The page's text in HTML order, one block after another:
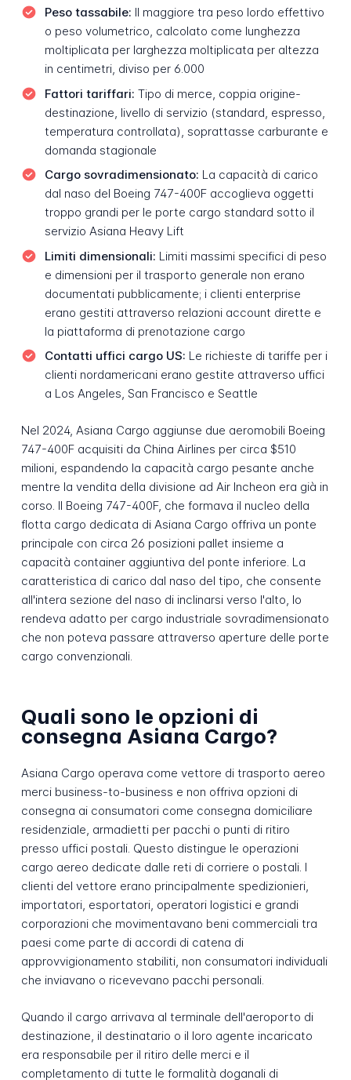
Peso tassabile: Il maggiore tra peso lordo effettivo
o peso volumetrico, calcolato come lunghezza
moltiplicata per larghezza moltiplicata per altezza
in centimetri, diviso per 6.000
Fattori tariffari: Tipo di merce, coppia origine-
destinazione, livello di servizio (standard, espresso,
temperatura controllata), soprattasse carburante e
domanda stagionale
Cargo sovradimensionato: La capacità di carico
dal naso del Boeing 747-400F accoglieva oggetti
troppo grandi per le porte cargo standard sotto il
servizio Asiana Heavy Lift
Limiti dimensionali: Limiti massimi specifici di peso
e dimensioni per il trasporto generale non erano
documentati pubblicamente; i clienti enterprise
erano gestiti attraverso relazioni account dirette e
la piattaforma di prenotazione cargo
Contatti uffici cargo US: Le richieste di tariffe per i
clienti nordamericani erano gestite attraverso uffici
a Los Angeles, San Francisco e Seattle
Nel 2024, Asiana Cargo aggiunse due aeromobili Boeing
747-400F acquisiti da China Airlines per circa $510
milioni, espandendo la capacità cargo pesante anche
mentre la vendita della divisione ad Air Incheon era già in
corso. Il Boeing 747-400F, che formava il nucleo della
flotta cargo dedicata di Asiana Cargo offriva un ponte
principale con circa 26 posizioni pallet insieme a
capacità container aggiuntiva del ponte inferiore. La
caratteristica di carico dal naso del tipo, che consente
all'intera sezione del naso di inclinarsi verso l'alto, lo
rendeva adatto per cargo industriale sovradimensionato
che non poteva passare attraverso aperture delle porte
cargo convenzionali.
Quali sono le opzioni di
consegna Asiana Cargo?
Asiana Cargo operava come vettore di trasporto aereo
merci business-to-business e non offriva opzioni di
consegna ai consumatori come consegna domiciliare
residenziale, armadietti per pacchi o punti di ritiro
presso uffici postali. Questo distingue le operazioni
cargo aereo dedicate dalle reti di corriere o postali. I
clienti del vettore erano principalmente spedizionieri,
importatori, esportatori, operatori logistici e grandi
corporazioni che movimentavano beni commerciali tra
paesi come parte di accordi di catena di
approvvigionamento stabiliti, non consumatori individuali
che inviavano o ricevevano pacchi personali.
Quando il cargo arrivava al terminale dell'aeroporto di
destinazione, il destinatario o il loro agente incaricato
era responsabile per il ritiro delle merci e il
completamento di tutte le formalità doganali di